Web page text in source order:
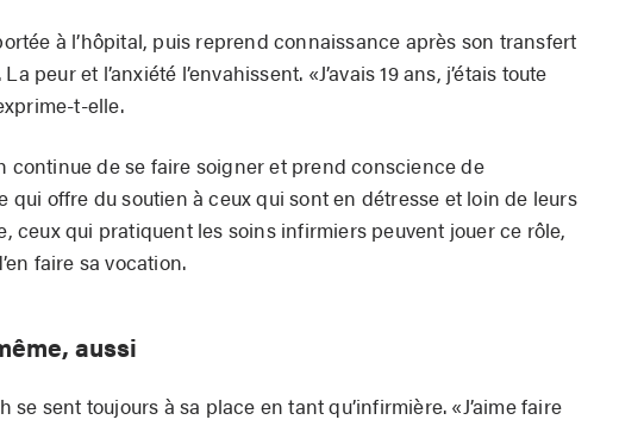
à l’hôpital, puis reprend connaissance après son transfert
peur et l’anxiété l’envahissent. «J’avais 19 ans, j’étais toute
t-elle.
continue de se faire soigner et prend conscience de
qui offre du soutien à ceux qui sont en détresse et loin de leurs
ceux qui pratiquent les soins infirmiers peuvent jouer ce rôle,
faire sa vocation.
aussi
se sent toujours à sa place en tant qu’infirmière. «J’aime faire